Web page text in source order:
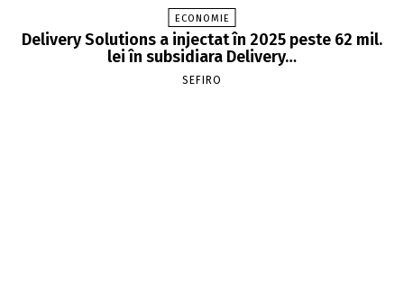
ECONOMIE
Delivery Solutions a injectat în 2025 peste 62 mil.
lei în subsidiara Delivery…
SEFIRO